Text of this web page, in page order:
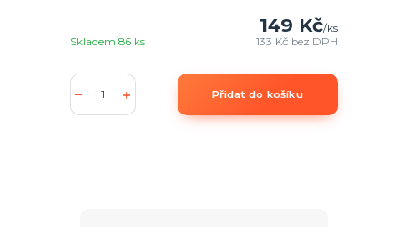
149 Kč/ks
133 Kč bez DPH
Skladem 86 ks
Přidat do košíku